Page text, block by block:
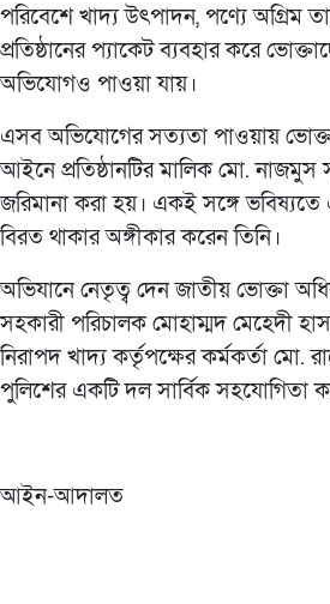
পরিবেশে খাদ্য উৎপাদন, পণ্যে অগ্রিম
প্রতিষ্ঠানের প্যাকেট ব্যবহার করে
অভিযোগও পাওয়া যায়।
এসব অভিযোগের সত্যতা পাওয়ায়
আইনে প্রতিষ্ঠানটির মালিক মো. নাজমুস
জরিমানা করা হয়। একই সঙ্গে ভবিষ্যতে
বিরত থাকার অঙ্গীকার করেন তিনি।
অভিযানে নেতৃত্ব দেন জাতীয় ভোক্তা
সহকারী পরিচালক মোহাম্মদ মেহেদী
নিরাপদ খাদ্য কর্তৃপক্ষের কর্মকর্তা মো.
পুলিশের একটি দল সার্বিক সহযোগিতা
আইন-আদালত